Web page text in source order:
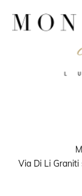
Via Di Li